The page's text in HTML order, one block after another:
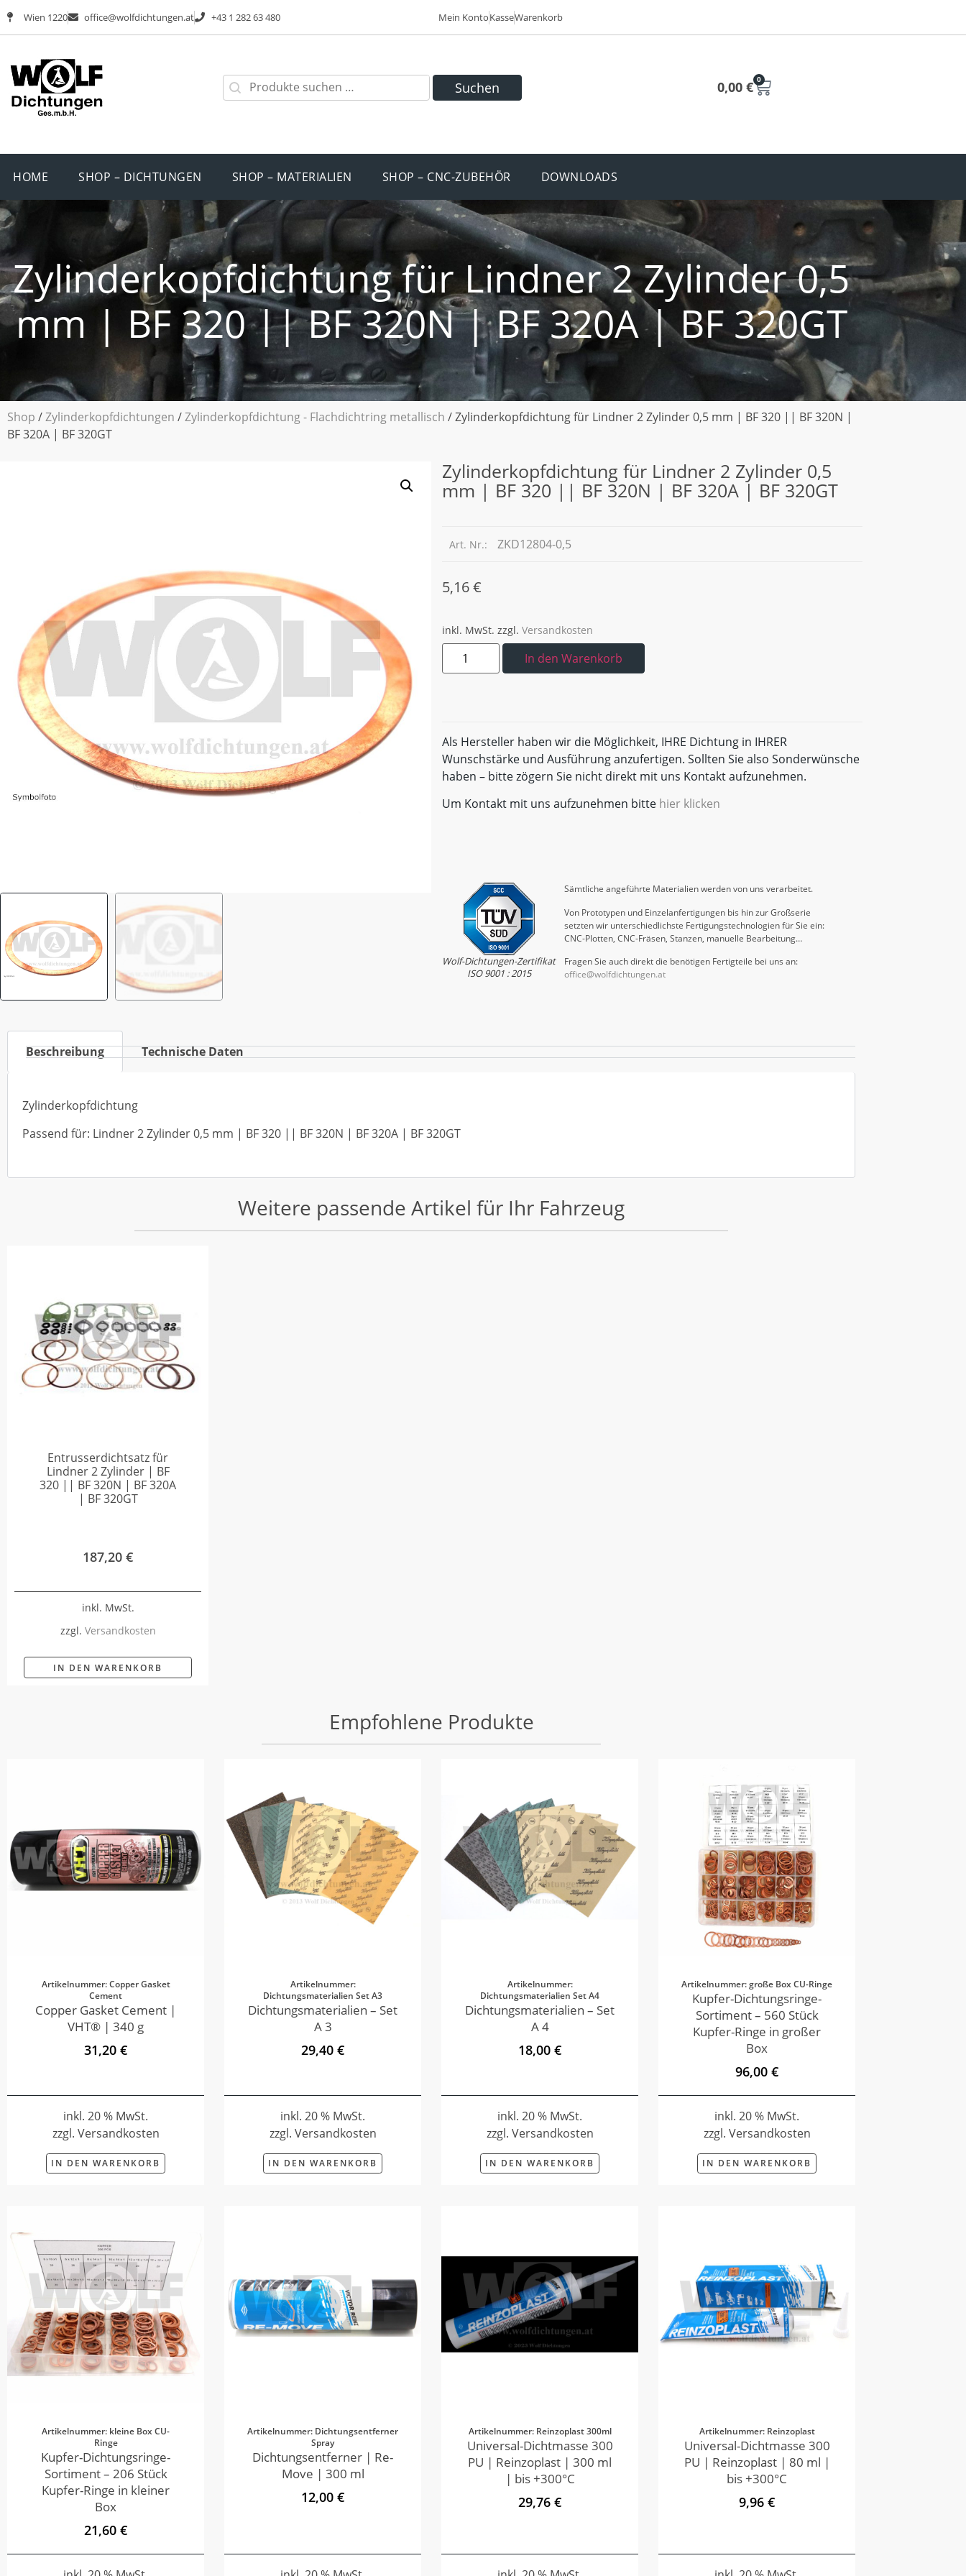
Wien 1220 office@wolfdichtungen.at +43 1 282 63 480 Mein KontoKasseWarenkorb
Suchen 0,00 € 0
HOME SHOP – DICHTUNGEN SHOP – MATERIALIEN SHOP – CNC-ZUBEHÖR DOWNLOADS
Zylinderkopfdichtung für Lindner 2 Zylinder 0,5
mm | BF 320 || BF 320N | BF 320A | BF 320GT
Shop /Zylinderkopfdichtungen /Zylinderkopfdichtung - Flachdichtring metallisch / Zylinderkopfdichtung für Lindner 2 Zylinder 0,5 mm | BF 320 || BF 320N |
BF 320A | BF 320GT
Zylinderkopfdichtung für Lindner 2 Zylinder 0,5
mm | BF 320 || BF 320N | BF 320A | BF 320GT
Art. Nr.: ZKD12804-0,5
5,16€
inkl. MwSt. zzgl. Versandkosten
In den Warenkorb
Als Hersteller haben wir die Möglichkeit, IHRE Dichtung in IHRER
Wunschstärke und Ausführung anzufertigen. Sollten Sie also Sonderwünsche
haben – bitte zögern Sie nicht direkt mit uns Kontakt aufzunehmen.
Um Kontakt mit uns aufzunehmen bitte hier klicken
Wolf-Dichtungen-Zertifikat
ISO 9001 : 2015
Sämtliche angeführte Materialien werden von uns verarbeitet.
Von Prototypen und Einzelanfertigungen bis hin zur Großserie
setzten wir unterschiedlichste Fertigungstechnologien für Sie ein:
CNC-Plotten, CNC-Fräsen, Stanzen, manuelle Bearbeitung…
Fragen Sie auch direkt die benötigen Fertigteile bei uns an:
office@wolfdichtungen.at
Beschreibung Technische Daten
Zylinderkopfdichtung
Passend für: Lindner 2 Zylinder 0,5 mm | BF 320 || BF 320N | BF 320A | BF 320GT
Weitere passende Artikel für Ihr Fahrzeug
Entrusserdichtsatz für
Lindner 2 Zylinder | BF
320 || BF 320N | BF 320A
| BF 320GT
187,20 €
inkl. MwSt.
zzgl. Versandkosten
IN DEN WARENKORB
Empfohlene Produkte
Artikelnummer: Copper Gasket
Cement
Copper Gasket Cement |
VHT® | 340 g
31,20 €
inkl. 20 % MwSt.
zzgl. Versandkosten
IN DEN WARENKORB
Artikelnummer:
Dichtungsmaterialien Set A3
Dichtungsmaterialien – Set
A 3
29,40 €
inkl. 20 % MwSt.
zzgl. Versandkosten
IN DEN WARENKORB
Artikelnummer:
Dichtungsmaterialien Set A4
Dichtungsmaterialien – Set
A 4
18,00 €
inkl. 20 % MwSt.
zzgl. Versandkosten
IN DEN WARENKORB
Artikelnummer: große Box CU-Ringe
Kupfer-Dichtungsringe-
Sortiment – 560 Stück
Kupfer-Ringe in großer
Box
96,00 €
inkl. 20 % MwSt.
zzgl. Versandkosten
IN DEN WARENKORB
Artikelnummer: kleine Box CU-
Ringe
Kupfer-Dichtungsringe-
Sortiment – 206 Stück
Kupfer-Ringe in kleiner
Box
21,60 €
Artikelnummer: Dichtungsentferner
Spray
Dichtungsentferner | Re-
Move | 300 ml
12,00 €
Artikelnummer: Reinzoplast 300ml
Universal-Dichtmasse 300
PU | Reinzoplast | 300 ml
| bis +300°C
29,76 €
Artikelnummer: Reinzoplast
Universal-Dichtmasse 300
PU | Reinzoplast | 80 ml |
bis +300°C
9,96 €